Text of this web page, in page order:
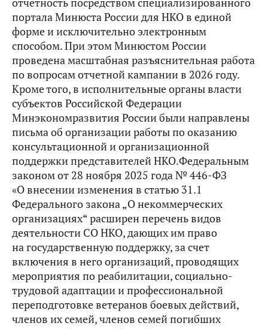
портала Минюста России для НКО в единой
форме и исключительно электронным
способом. При этом Минюстом России
проведена масштабная разъяснительная работа
по вопросам отчетной кампании в 2026 году.
Кроме того, в исполнительные органы власти
субъектов Российской Федерации
Минэкономразвития России были направлены
письма об организации работы по оказанию
консультационной и организационной
поддержки представителей НКО.Федеральным
законом от 28 ноября 2025 года № 446-ФЗ
«О внесении изменения в статью 31.1
Федерального закона „О некоммерческих
организациях“ расширен перечень видов
деятельности СО НКО, дающих им право
на государственную поддержку, за счет
включения в него организаций, проводящих
мероприятия по реабилитации, социально-
трудовой адаптации и профессиональной
переподготовке ветеранов боевых действий,
членов их семей, членов семей погибших